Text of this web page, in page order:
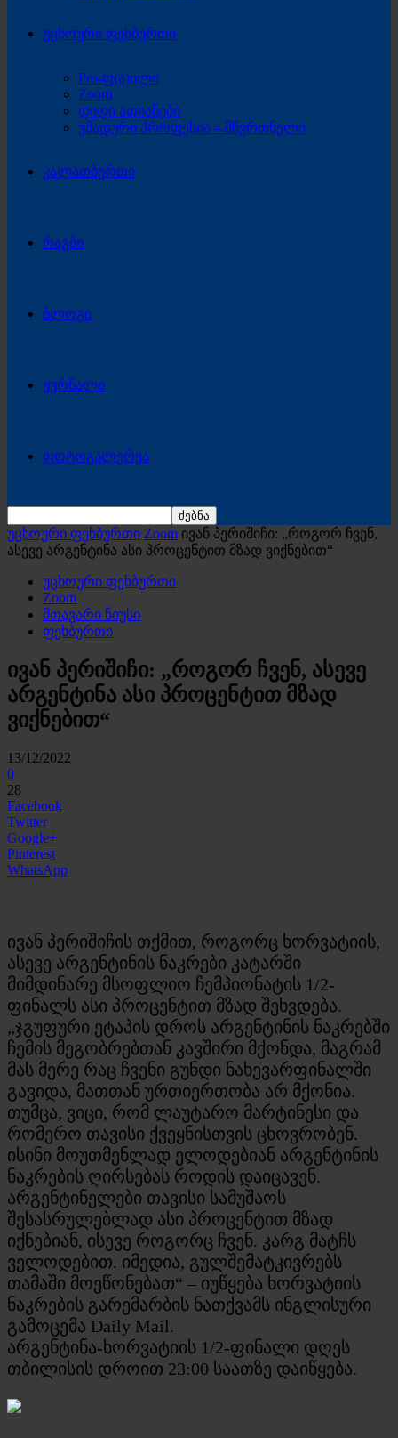
უცხოური ფეხბურთი
Pro-ფ(ა)ილი
Zoom
დიდი ათიანები
უმადური პროფესია – მწვრთნელი
კალათბურთი
რაგბი
ბლოგი
ჟურნალი
ფოტოგალერეა
უცხოური ფეხბურთი Zoom ივან პერიშიჩი: „როგორ ჩვენ,
ასევე არგენტინა ასი პროცენტით მზად ვიქნებით“
უცხოური ფეხბურთი
Zoom
მთავარი ნიუსი
ფეხბურთი
ივან პერიშიჩი: „როგორ ჩვენ, ასევე
არგენტინა ასი პროცენტით მზად
ვიქნებით“
13/12/2022
0
28
Facebook
Twitter
Google+
Pinterest
WhatsApp
ივან პერიშიჩის თქმით, როგორც ხორვატიის,
ასევე არგენტინის ნაკრები კატარში
მიმდინარე მსოფლიო ჩემპიონატის 1/2-
ფინალს ასი პროცენტით მზად შეხვდება.
„ჯგუფური ეტაპის დროს არგენტინის ნაკრებში
ჩემის მეგობრებთან კავშირი მქონდა, მაგრამ
მას მერე რაც ჩვენი გუნდი ნახევარფინალში
გავიდა, მათთან ურთიერთობა არ მქონია.
თუმცა, ვიცი, რომ ლაუტარო მარტინესი და
რომერო თავისი ქვეყნისთვის ცხოვრობენ.
ისინი მოუთმენლად ელოდებიან არგენტინის
ნაკრების ღირსებას როდის დაიცავენ.
არგენტინელები თავისი სამუშაოს
შესასრულებლად ასი პროცენტით მზად
იქნებიან, ისევე როგორც ჩვენ. კარგ მატჩს
ველოდებით. იმედია, გულშემატკივრებს
თამაში მოეწონებათ“ – იუწყება ხორვატიის
ნაკრების გარემარბის ნათქვამს ინგლისური
გამოცემა Daily Mail.
არგენტინა-ხორვატიის 1/2-ფინალი დღეს
თბილისის დროით 23:00 საათზე დაიწყება.